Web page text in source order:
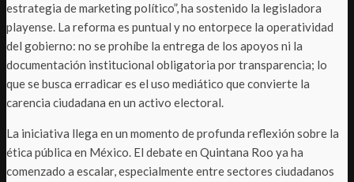
estrategia de marketing político”, ha sostenido la legisladora
playense. La reforma es puntual y no entorpece la operatividad
del gobierno: no se prohíbe la entrega de los apoyos ni la
documentación institucional obligatoria por transparencia; lo
que se busca erradicar es el uso mediático que convierte la
carencia ciudadana en un activo electoral.
La iniciativa llega en un momento de profunda reflexión sobre la
ética pública en México. El debate en Quintana Roo ya ha
comenzado a escalar, especialmente entre sectores ciudadanos